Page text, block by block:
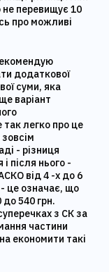
перевищує 10
про можливі
додаткової
суми, яка
варіант
легко про це
- різниця
після нього -
від 4 -х до 6
- це означає, що
540 грн.
з СК за
частини
економити такі